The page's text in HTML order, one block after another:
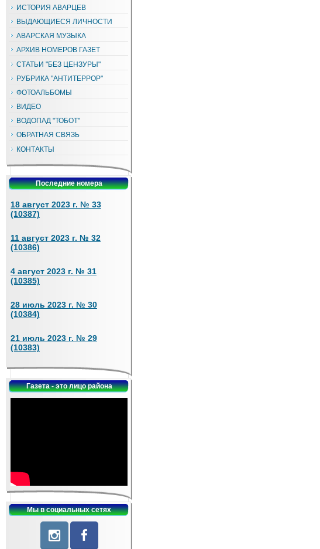
ИСТОРИЯ АВАРЦЕВ
ВЫДАЮЩИЕСЯ ЛИЧНОСТИ
АВАРСКАЯ МУЗЫКА
АРХИВ НОМЕРОВ ГАЗЕТ
СТАТЬИ "БЕЗ ЦЕНЗУРЫ"
РУБРИКА "АНТИТЕРРОР"
ФОТОАЛЬБОМЫ
ВИДЕО
ВОДОПАД "ТОБОТ"
ОБРАТНАЯ СВЯЗЬ
КОНТАКТЫ
Последние номера
18 август 2023 г. № 33
(10387)
11 август 2023 г. № 32
(10386)
4 август 2023 г. № 31
(10385)
28 июль 2023 г. № 30
(10384)
21 июль 2023 г. № 29
(10383)
Газета - это лицо района
Мы в социальных сетях